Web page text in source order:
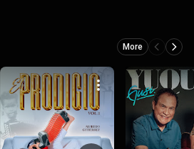
More